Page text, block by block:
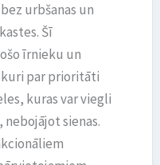
urbšanas un
Šī
īrnieku un
par prioritāti
kuras var viegli
sienas.